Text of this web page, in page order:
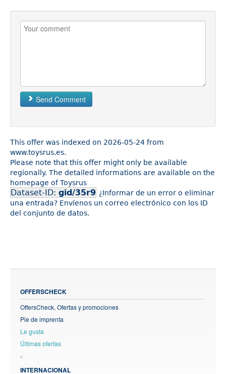
Send Comment
This offer was indexed on 2026-05-24 from
www.toysrus.es.
Please note that this offer might only be available
regionally. The detailed informations are available on the
homepage of Toysrus
Dataset-ID: gid/35r9 ¿Informar de un error o eliminar
una entrada? Envíenos un correo electrónico con los ID
del conjunto de datos.
OFFERSCHECK
OffersCheck, Ofertas y promociones
Pie de imprenta
Le gusta
Últimas ofertas
INTERNACIONAL